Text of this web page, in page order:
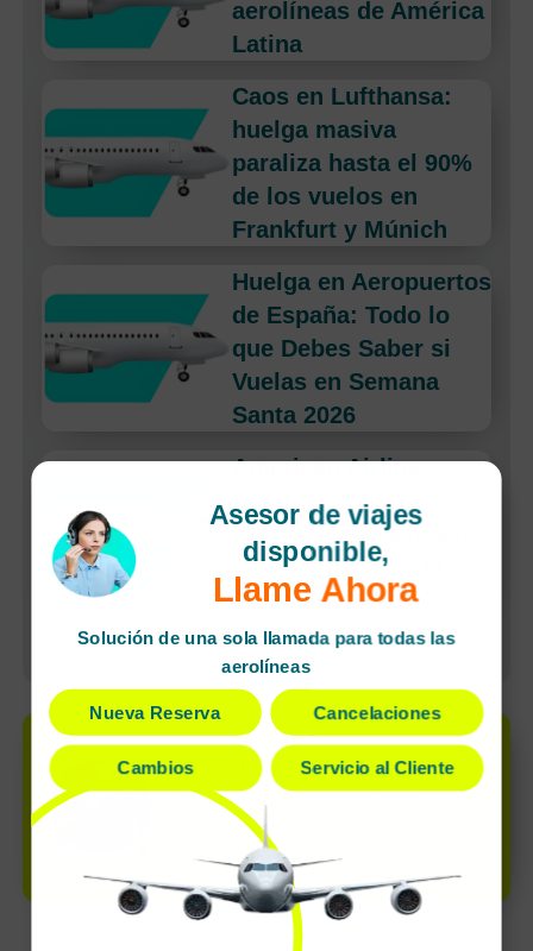
aerolíneas de América
Latina
Caos en Lufthansa:
huelga masiva
paraliza hasta el 90%
de los vuelos en
Frankfurt y Múnich
Huelga en Aeropuertos
de España: Todo lo
que Debes Saber si
Vuelas en Semana
Santa 2026
American Airlines
lanza un servicio
exclusivo sin escalas
a Budapest para el
verano de 2026
Ver más
¡Desbloquea descuentos!
Varios Ofertas de Vuelo:
ofertas súper exclusivas disponibles
solo por llamada
Asesor de viajes
disponible,
Llame Ahora
Solución de una sola llamada para todas las
aerolíneas
Nueva Reserva Cancelaciones
Cambios Servicio al Cliente